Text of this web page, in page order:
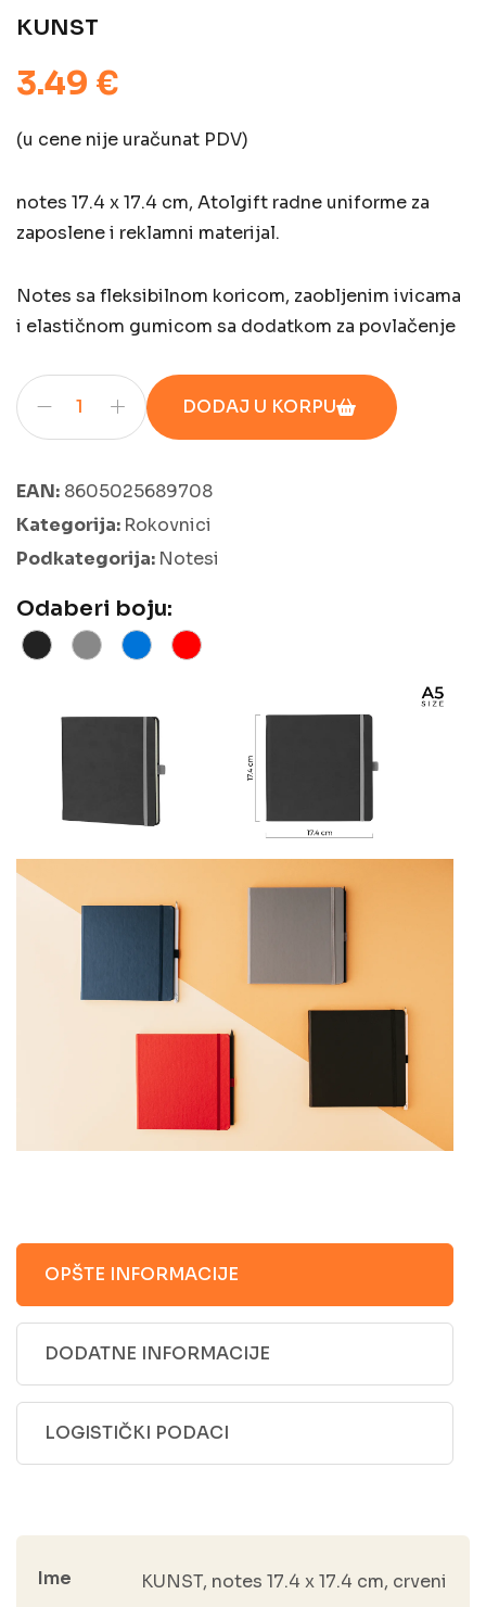
KUNST
3.49 €
(u cene nije uračunat PDV)
notes 17.4 x 17.4 cm, Atolgift radne uniforme za
zaposlene i reklamni materijal.
Notes sa fleksibilnom koricom, zaobljenim ivicama
i elastičnom gumicom sa dodatkom za povlačenje
DODAJ U KORPU
EAN: 8605025689708
Kategorija: Rokovnici
Podkategorija: Notesi
Odaberi boju:
OPŠTE INFORMACIJE
DODATNE INFORMACIJE
LOGISTIČKI PODACI
Ime KUNST, notes 17.4 x 17.4 cm, crveni